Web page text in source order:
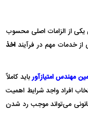
از الزامات اصلی محسوب
از خدمات مهم در فرآیند اخذ
مهندس امتیازآورباید کاملاً
افراد واجد شرایط اهمیت
می‌تواند موجب رد شدن